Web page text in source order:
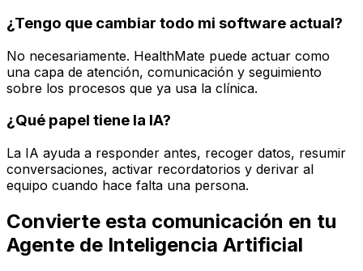
¿Tengo que cambiar todo mi software actual?
No necesariamente. HealthMate puede actuar como
una capa de atención, comunicación y seguimiento
sobre los procesos que ya usa la clínica.
¿Qué papel tiene la IA?
La IA ayuda a responder antes, recoger datos, resumir
conversaciones, activar recordatorios y derivar al
equipo cuando hace falta una persona.
Convierte esta comunicación en tu
Agente de Inteligencia Artificial